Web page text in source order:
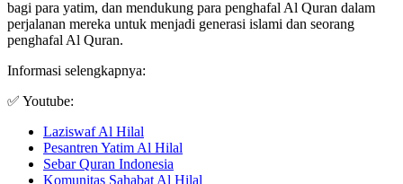
bagi para yatim, dan mendukung para penghafal Al Quran dalam
perjalanan mereka untuk menjadi generasi islami dan seorang
penghafal Al Quran.
Informasi selengkapnya:
✅ Youtube:
Laziswaf Al Hilal
Pesantren Yatim Al Hilal
Sebar Quran Indonesia
Komunitas Sahabat Al Hilal